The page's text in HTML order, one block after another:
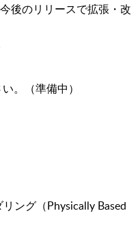
後のリリースで拡張・改
。（準備中）
ング（Physically Based